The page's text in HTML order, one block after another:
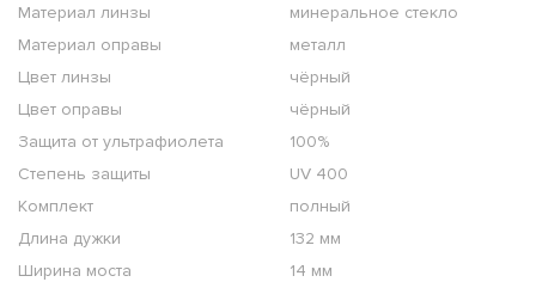
Материал линзы
минеральное стекло
Материал оправы
металл
Цвет линзы
чёрный
Цвет оправы
чёрный
Защита от ультрафиолета
100%
Степень защиты
UV 400
Комплект
полный
Длина дужки
132 мм
Ширина моста
14 мм